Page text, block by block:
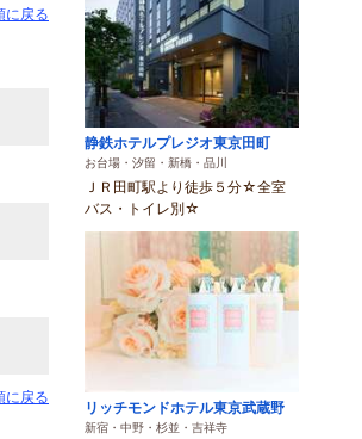
に戻る
に戻る
静鉄ホテルプレジオ東京田町
お台場・汐留・新橋・品川
ＪＲ田町駅より徒歩５分☆全室
バス・トイレ別☆
リッチモンドホテル東京武蔵野
新宿・中野・杉並・吉祥寺